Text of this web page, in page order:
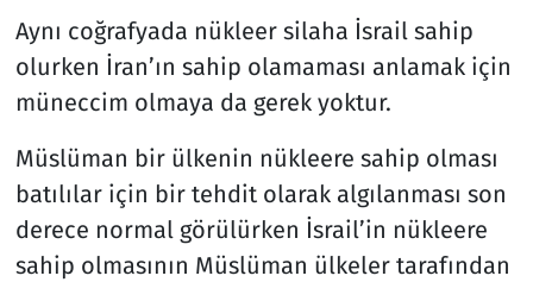
Aynı coğrafyada nükleer silaha İsrail sahip
olurken İran’ın sahip olamaması anlamak için
müneccim olmaya da gerek yoktur.
Müslüman bir ülkenin nükleere sahip olması
batılılar için bir tehdit olarak algılanması son
derece normal görülürken İsrail’in nükleere
sahip olmasının Müslüman ülkeler tarafından